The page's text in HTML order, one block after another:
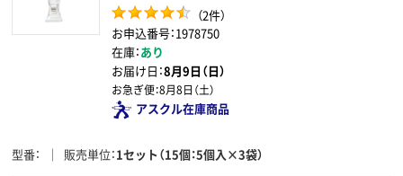
（2件）
お申込番号：1978750
在庫：あり
お届け日：8月9日（日）
お急ぎ便：8月8日（土）
アスクル在庫商品
型番 販売単位 1セット（15個：5個入×3袋）